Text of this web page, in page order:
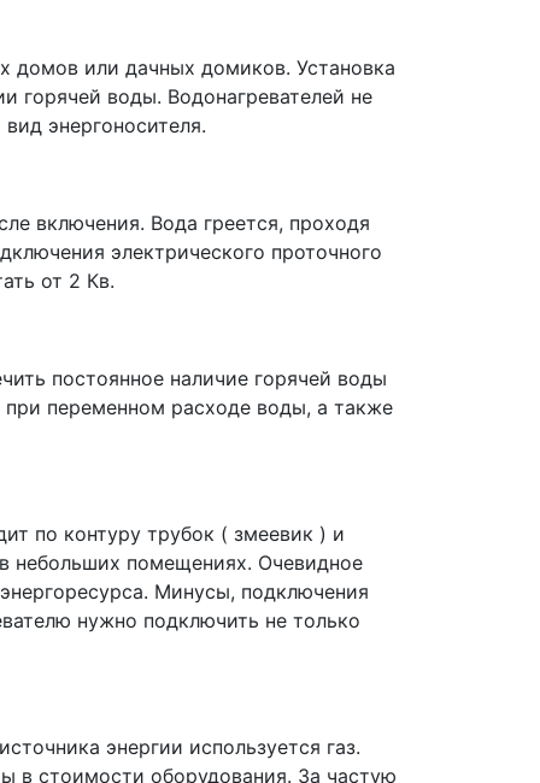
домов или дачных домиков. Установка
горячей воды. Водонагревателей не
энергоносителя.
включения. Вода греется, проходя
электрического проточного
от 2 Кв.
постоянное наличие горячей воды
при переменном расходе воды, а также
по контуру трубок ( змеевик ) и
небольших помещениях. Очевидное
Минусы, подключения
нужно подключить не только
энергии используется газ.
в стоимости оборудования. За частую